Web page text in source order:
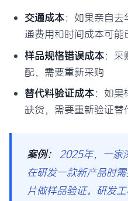
交通成本：如果亲自去
通费用和时间成本可
样品规格错误成本：采
配，需要重新采购
替代料验证成本：如果
缺货，需要重新验证替
案例：
2025年，一家
在研发一款新产品时
片做样品验证。研发